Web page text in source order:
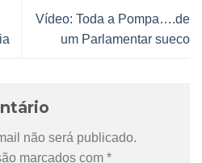
Vídeo: Toda a Pompa….de
um Parlamentar sueco
não será publicado.
marcados com *